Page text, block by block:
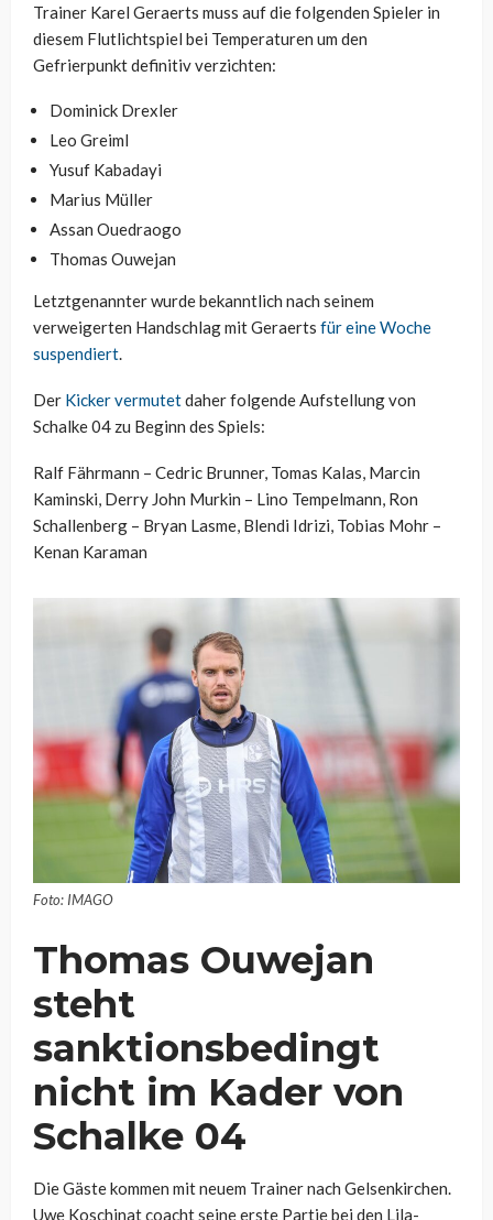
Trainer Karel Geraerts muss auf die folgenden Spieler in
diesem Flutlichtspiel bei Temperaturen um den
Gefrierpunkt definitiv verzichten:
Dominick Drexler
Leo Greiml
Yusuf Kabadayi
Marius Müller
Assan Ouedraogo
Thomas Ouwejan
Letztgenannter wurde bekanntlich nach seinem
verweigerten Handschlag mit Geraerts für eine Woche
suspendiert.
Der Kicker vermutetdaher folgende Aufstellung von
Schalke 04 zu Beginn des Spiels:
Ralf Fährmann – Cedric Brunner, Tomas Kalas, Marcin
Kaminski, Derry John Murkin – Lino Tempelmann, Ron
Schallenberg – Bryan Lasme, Blendi Idrizi, Tobias Mohr –
Kenan Karaman
Foto: IMAGO
Thomas Ouwejan
steht
sanktionsbedingt
nicht im Kader von
Schalke 04
Die Gäste kommen mit neuem Trainer nach Gelsenkirchen.
Uwe Koschinat coacht seine erste Partie bei den Lila-